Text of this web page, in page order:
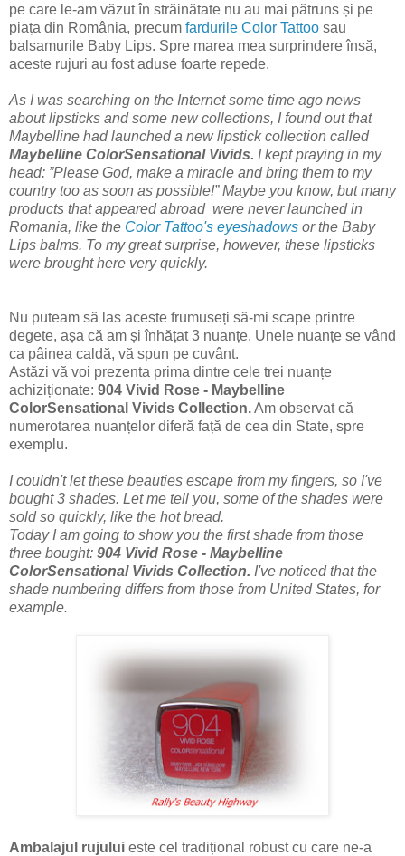
pe care le-am văzut în străinătate nu au mai pătruns și pe
piața din România, precum fardurile Color Tattoo sau
balsamurile Baby Lips. Spre marea mea surprindere însă,
aceste rujuri au fost aduse foarte repede.
As I was searching on the Internet some time ago news
about lipsticks and some new collections, I found out that
Maybelline had launched a new lipstick collection called
Maybelline ColorSensational Vivids. I kept praying in my
head: ”Please God, make a miracle and bring them to my
country too as soon as possible!” Maybe you know, but many
products that appeared abroad were never launched in
Romania, like the Color Tattoo's eyeshadows or the Baby
Lips balms. To my great surprise, however, these lipsticks
were brought here very quickly.
Nu puteam să las aceste frumuseți să-mi scape printre
degete, așa că am și înhățat 3 nuanțe. Unele nuanțe se vând
ca pâinea caldă, vă spun pe cuvânt.
Astăzi vă voi prezenta prima dintre cele trei nuanțe
achiziționate: 904 Vivid Rose - Maybelline
ColorSensational Vivids Collection.Am observat că
numerotarea nuanțelor diferă față de cea din State, spre
exemplu.
I couldn't let these beauties escape from my fingers, so I've
bought 3 shades. Let me tell you, some of the shades were
sold so quickly, like the hot bread.
Today I am going to show you the first shade from those
three bought: 904 Vivid Rose - Maybelline
ColorSensational Vivids Collection. I've noticed that the
shade numbering differs from those from United States, for
example.
Ambalajul rujului este cel tradițional robust cu care ne-a